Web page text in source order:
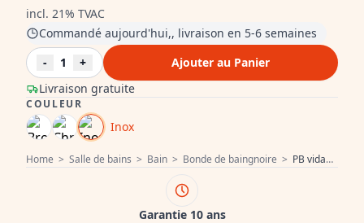
Home > Salle de bains > Bain > Bonde de baingnoire > PB vidage de baignoire avec bouton rotatif sur le trop-plein pour baignoires encastrées 1208958381
incl. 21% TVAC
Livraison gratuite
Commandé aujourd'hui,, livraison en 5-6 semaines
-
1 + Ajouter au Panier
COULEUR
Inox
Garantie 10 ans